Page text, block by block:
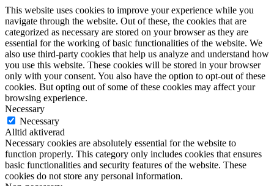
This website uses cookies to improve your experience while you
navigate through the website. Out of these, the cookies that are
categorized as necessary are stored on your browser as they are
essential for the working of basic functionalities of the website. We
also use third-party cookies that help us analyze and understand how
you use this website. These cookies will be stored in your browser
only with your consent. You also have the option to opt-out of these
cookies. But opting out of some of these cookies may affect your
browsing experience.
Necessary
Necessary
Alltid aktiverad
Necessary cookies are absolutely essential for the website to
function properly. This category only includes cookies that ensures
basic functionalities and security features of the website. These
cookies do not store any personal information.